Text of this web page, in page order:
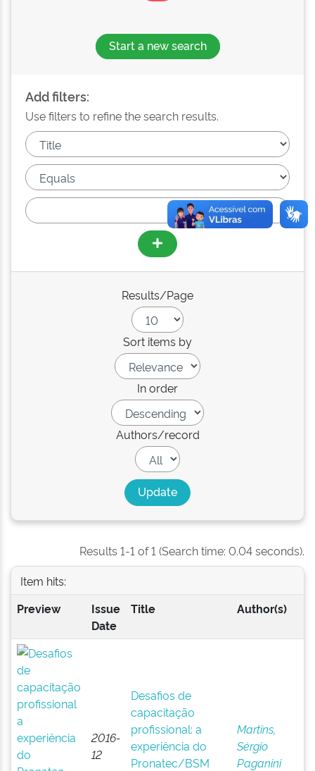
Start a new search
Add filters:
Use filters to refine the search results.
Results/Page
Sort items by
In order
Authors/record
Results 1-1 of 1 (Search time: 0.04 seconds).
Item hits:
Preview
Issue
Date
Title Author(s)
2016-
12
Desafios de
capacitação
profissional: a
experiência do
Pronatec/BSM
Martins,
Sérgio
Paganini